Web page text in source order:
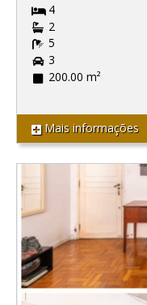
4
2
5
3
200.00 m²
Mais informações